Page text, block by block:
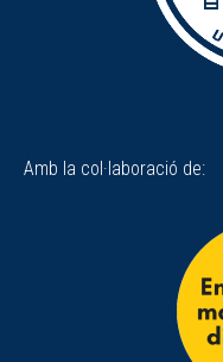
Amb la col·laboració de: